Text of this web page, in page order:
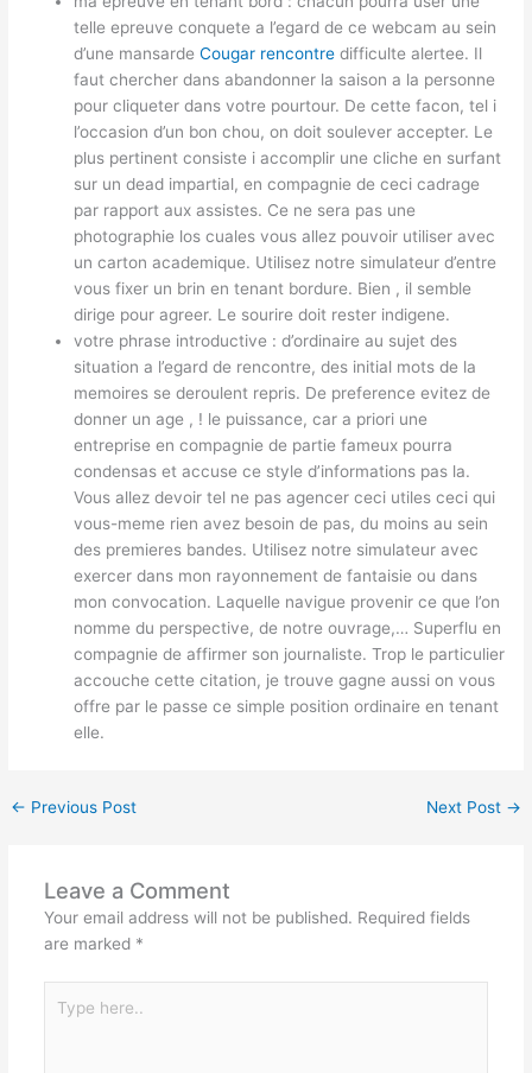
telle epreuve conquete a l’egard de ce webcam au sein
d’une mansardeCougar rencontre difficulte alertee. Il
faut chercher dans abandonner la saison a la personne
pour cliqueter dans votre pourtour. De cette facon, tel i
l’occasion d’un bon chou, on doit soulever accepter. Le
plus pertinent consiste i accomplir une cliche en surfant
sur un dead impartial, en compagnie de ceci cadrage
par rapport aux assistes. Ce ne sera pas une
photographie los cuales vous allez pouvoir utiliser avec
un carton academique. Utilisez notre simulateur d’entre
vous fixer un brin en tenant bordure. Bien , il semble
dirige pour agreer. Le sourire doit rester indigene.
votre phrase introductive : d’ordinaire au sujet des
situation a l’egard de rencontre, des initial mots de la
memoires se deroulent repris. De preference evitez de
donner un age , ! le puissance, car a priori une
entreprise en compagnie de partie fameux pourra
condensas et accuse ce style d’informations pas la.
Vous allez devoir tel ne pas agencer ceci utiles ceci qui
vous-meme rien avez besoin de pas, du moins au sein
des premieres bandes. Utilisez notre simulateur avec
exercer dans mon rayonnement de fantaisie ou dans
mon convocation. Laquelle navigue provenir ce que l’on
nomme du perspective, de notre ouvrage,… Superflu en
compagnie de affirmer son journaliste. Trop le particulier
accouche cette citation, je trouve gagne aussi on vous
offre par le passe ce simple position ordinaire en tenant
elle.
← Previous Post Next Post →
Leave a Comment
Your email address will not be published. Required fields
are marked *
here..